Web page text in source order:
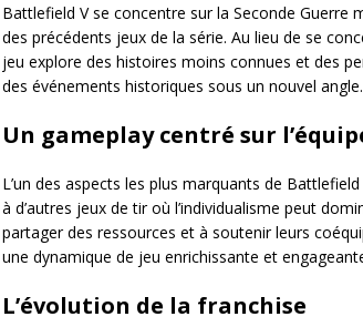
Battlefield V se concentre sur la Seconde Guerre
des précédents jeux de la série. Au lieu de se
jeu explore des histoires moins connues et des
des événements historiques sous un nouvel angle.
Un gameplay centré sur
L’un des aspects les plus marquants de
à d’autres jeux de tir où l’individualisme peut
partager des ressources et à soutenir leurs
une dynamique de jeu enrichissante et
L’évolution de la franchise